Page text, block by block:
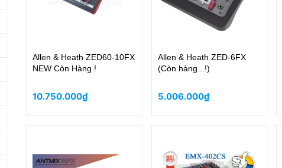
Allen & Heath ZED60-10FX
NEW Còn Hàng !
10.750.000₫
Allen & Heath ZED-6FX
(Còn hàng...!)
5.006.000₫